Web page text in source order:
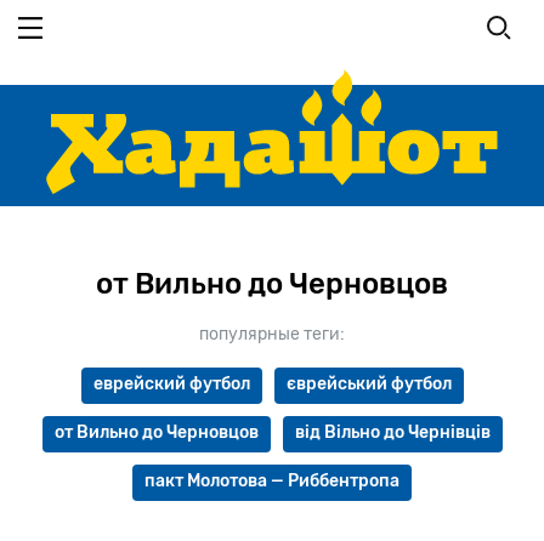
основному
от Вильно до Черновцов
популярные теги:
еврейский футбол єврейський футбол
от Вильно до Черновцов від Вільно до Чернівців
пакт Молотова — Риббентропа